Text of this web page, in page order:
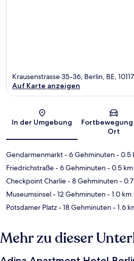
Karte
Krausenstrasse 35-36, Berlin, BE, 10117
Auf Karte anzeigen
In der Umgebung
Fortbewegung
Ort
Gendarmenmarkt- 6 Gehminuten- 0.5
Friedrichstraße- 6 Gehminuten- 0.5 km
Checkpoint Charlie- 8 Gehminuten-
Museumsinsel- 12 Gehminuten- 1.0 km
Potsdamer Platz- 18 Gehminuten- 1.6
Mehr zu dieser